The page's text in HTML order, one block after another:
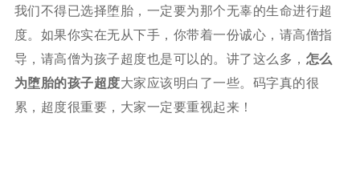
我们不得已选择堕胎，一定要为那个无辜的生命进行超
度。如果你实在无从下手，你带着一份诚心，请高僧指
导，请高僧为孩子超度也是可以的。讲了这么多， 怎么
为堕胎的孩子超度大家应该明白了一些。码字真的很
累，超度很重要，大家一定要重视起来！